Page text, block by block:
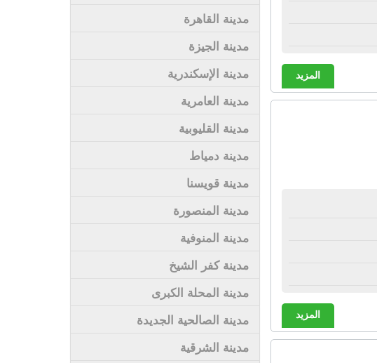
المزيد
المزيد
مدينة القاهرة
مدينة الجيزة
مدينة الإسكندرية
مدينة العامرية
مدينة القليوبية
مدينة دمياط
مدينة قويسنا
مدينة المنصورة
مدينة المنوفية
مدينة كفر الشيخ
مدينة المحلة الكبرى
مدينة الصالحية الجديدة
مدينة الشرقية